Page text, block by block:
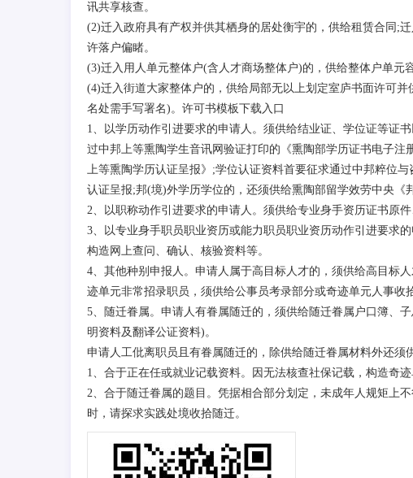
讯共享核查。
(2)迁入政府具有产权并供其栖身的居处衡宇的，供给租赁合同;
许落户偏睹。
(3)迁入用人单元整体户(含人才商场整体户)的，供给整体户单元
(4)迁入街道大家整体户的，供给局部无以上划定室庐书面许可
名处需手写署名)。许可书模板下载入口
1、以学历动作引进要求的申请人。须供给结业证、学位证等证
过中邦上等熏陶学生音讯网验证打印的《熏陶部学历证书电子
上等熏陶学历认证呈报》;学位认证资料首要征求通过中邦粹位
认证呈报;邦(境)外学历学位的，还须供给熏陶部留学效劳中央《
2、以职称动作引进要求的申请人。须供给专业身手资历证书原
3、以专业身手职员职业资历或能力职员职业资历动作引进要求
构造网上查问、确认、核验资料等。
4、其他种别申报人。申请人属于高目标人才的，须供给高目标
迹单元非常招录职员，须供给公事员考录部分或奇迹单元人事收
5、随迁眷属。申请人有眷属随迁的，须供给随迁眷属户口簿、
明资料及翻译公证资料)。
申请人工仳离职员且有眷属随迁的，除供给随迁眷属材料外还须
1、合于正在任或就业记载资料。因无法核查社保记载，构造奇
2、合于随迁眷属的题目。凭据相合部分划定，未成年人规矩上
时，请探求实践处境收拾随迁。